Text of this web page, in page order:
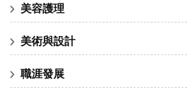
美容護理
美術與設計
職涯發展